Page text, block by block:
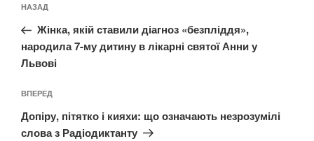
записів
Попередній
запис:
НАЗАД
Жінка, якій ставили діагноз «безпліддя»,
народила 7‑му дитину в лікарні святої Анни у
Львові
Наступний
запис
ВПЕРЕД
Допіру, пітятко і кияхи: що означають незрозумілі
слова з Радіодиктанту